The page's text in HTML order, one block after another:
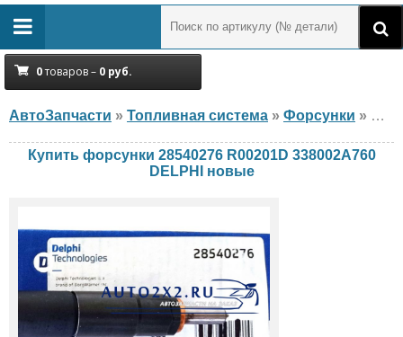
0товаров – 0 руб.
АвтоЗапчасти » Топливная система » Форсунки »
Купить форсунки 28540276 R00201D 338002A760
DELPHI новые